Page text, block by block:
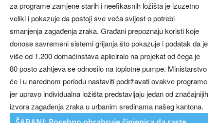
za programe zamjene starih i neefikasnih ložišta je izuzetno
veliki i pokazuje da postoji sve veća svijest o potrebi
smanjenja zagađenja zraka. Građani prepoznaju koristi koje
donose savremeni sistemi grijanja što pokazuje i podatak da je
više od 1.200 domaćinstava apliciralo na projekat od čega je
80 posto zahtjeva se odnosilo na toplotne pumpe. Ministarstvo
će i u narednom periodu nastaviti podržavati ovakve programe
jer upravo individualna ložišta predstavljaju jedan od značajnijih
izvora zagađenja zraka u urbanim sredinama našeg kantona.